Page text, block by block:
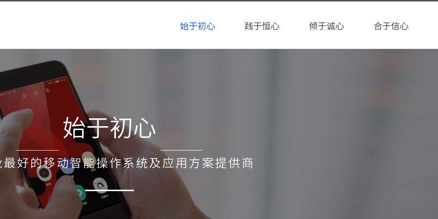
始于初心 践于恒心 倾于诚心 合于信心
始于初心
最好的移动智能操作系统及应用方案提供商